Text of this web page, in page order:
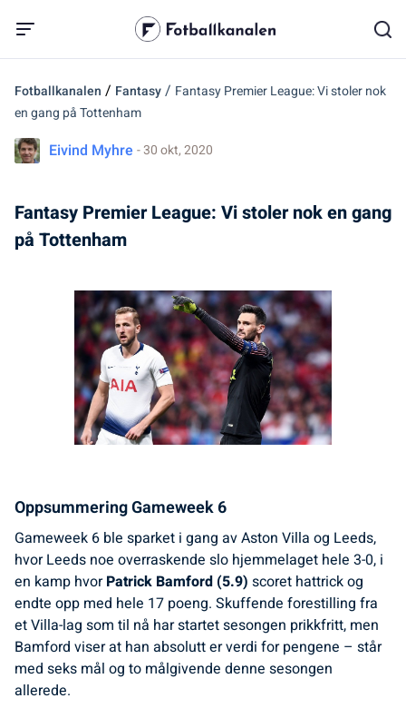
Fotballkanalen / Fantasy/ Fantasy Premier League: Vi stoler nok
en gang på Tottenham
Eivind Myhre - 30 okt, 2020
Fantasy Premier League: Vi stoler nok en gang
på Tottenham
Oppsummering Gameweek 6
Gameweek 6 ble sparket i gang av Aston Villa og Leeds,
hvor Leeds noe overraskende slo hjemmelaget hele 3-0, i
en kamp hvorPatrick Bamford (5.9) scoret hattrick og
endte opp med hele 17 poeng. Skuffende forestilling fra
et Villa-lag som til nå har startet sesongen prikkfritt, men
Bamford viser at han absolutt er verdi for pengene – står
med seks mål og to målgivende denne sesongen
allerede.